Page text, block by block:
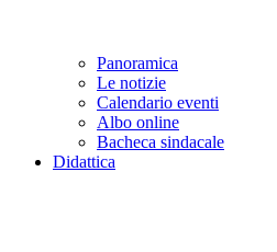
Panoramica
Le notizie
Calendario eventi
Albo online
Bacheca sindacale
Didattica